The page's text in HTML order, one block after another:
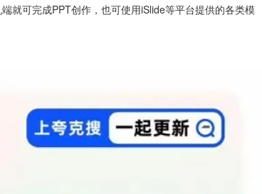
就可完成PPT创作，也可使用iSlide等平台提供的各类模